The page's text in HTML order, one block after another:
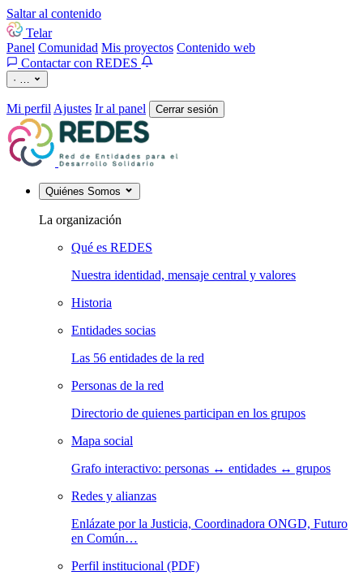
Saltar al contenido
Telar
Panel Comunidad Mis proyectos Contenido web
Contactar con REDES
· …
Mi perfil Ajustes Ir al panel Cerrar sesión
Quiénes Somos
La organización
Qué es REDES
Nuestra identidad, mensaje central y valores
Historia
Entidades socias
Las 56 entidades de la red
Personas de la red
Directorio de quienes participan en los grupos
Mapa social
Grafo interactivo: personas ↔ entidades ↔ grupos
Redes y alianzas
Enlázate por la Justicia, Coordinadora ONGD, Futuro
en Común…
Perfil institucional (PDF)